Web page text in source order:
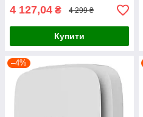
4 127,04 ₴ 4 299 ₴
Купити
–4%